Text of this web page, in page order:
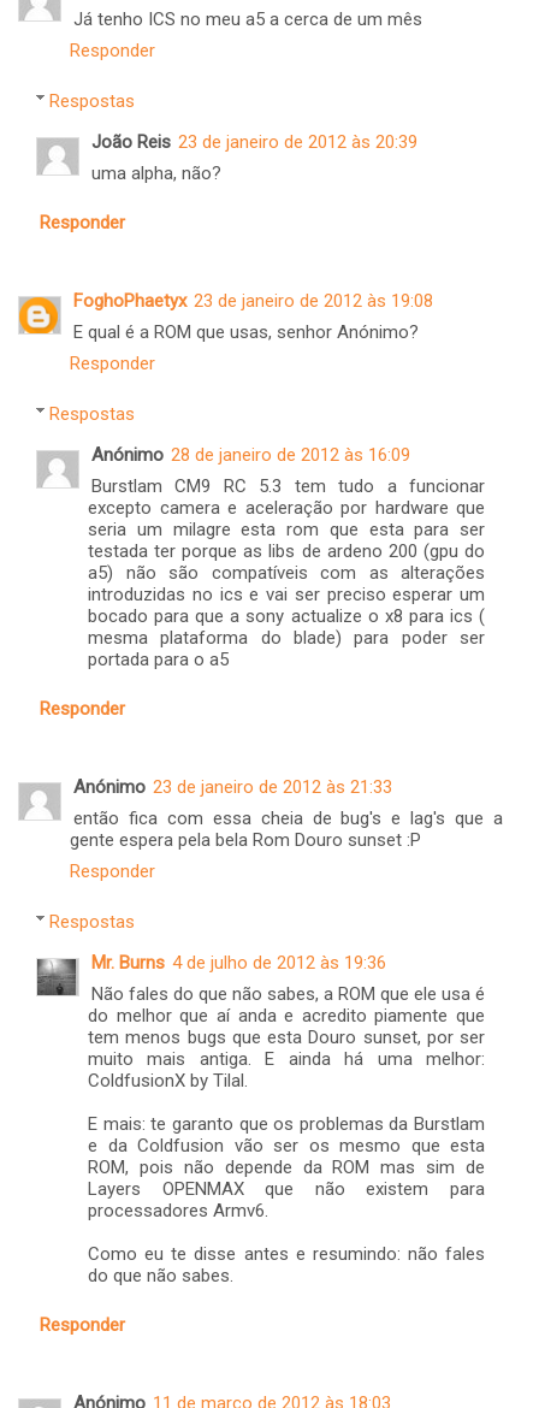
Já tenho ICS no meu a5 a cerca de um mês
Responder
Respostas
João Reis 23 de janeiro de 2012 às 20:39
uma alpha, não?
Responder
FoghoPhaetyx 23 de janeiro de 2012 às 19:08
E qual é a ROM que usas, senhor Anónimo?
Responder
Respostas
Anónimo 28 de janeiro de 2012 às 16:09
Burstlam CM9 RC 5.3 tem tudo a funcionar
excepto camera e aceleração por hardware que
seria um milagre esta rom que esta para ser
testada ter porque as libs de ardeno 200 (gpu do
a5) não são compatíveis com as alterações
introduzidas no ics e vai ser preciso esperar um
bocado para que a sony actualize o x8 para ics (
mesma plataforma do blade) para poder ser
portada para o a5
Responder
Anónimo 23 de janeiro de 2012 às 21:33
então fica com essa cheia de bug's e lag's que a
gente espera pela bela Rom Douro sunset :P
Responder
Respostas
Mr. Burns 4 de julho de 2012 às 19:36
Não fales do que não sabes, a ROM que ele usa é
do melhor que aí anda e acredito piamente que
tem menos bugs que esta Douro sunset, por ser
muito mais antiga. E ainda há uma melhor:
ColdfusionX by Tilal.
E mais: te garanto que os problemas da Burstlam
e da Coldfusion vão ser os mesmo que esta
ROM, pois não depende da ROM mas sim de
Layers OPENMAX que não existem para
processadores Armv6.
Como eu te disse antes e resumindo: não fales
do que não sabes.
Responder
Anónimo 11 de março de 2012 às 18:03